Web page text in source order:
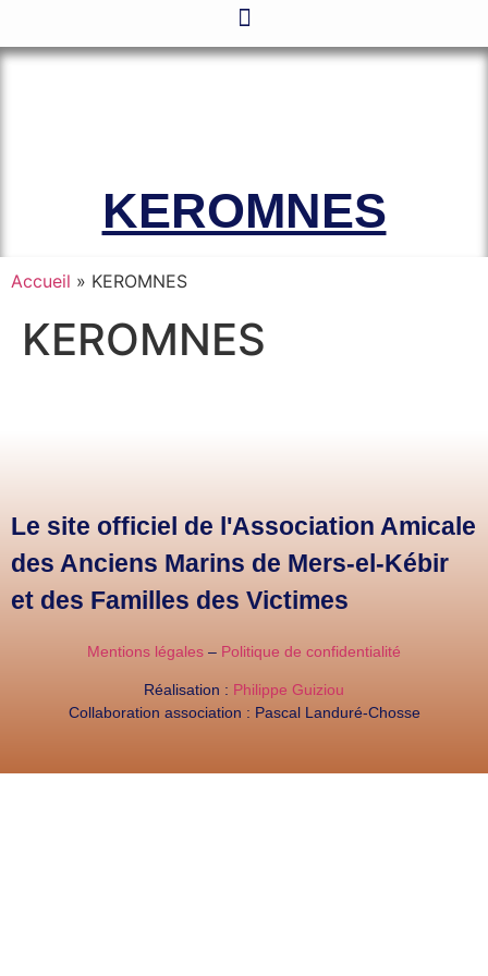
KEROMNES
Accueil » KEROMNES
KEROMNES
Le site officiel de l'Association Amicale
des Anciens Marins de Mers-el-Kébir
et des Familles des Victimes
Mentions légales – Politique de confidentialité
Réalisation : Philippe Guiziou
Collaboration association : Pascal Landuré-Chosse